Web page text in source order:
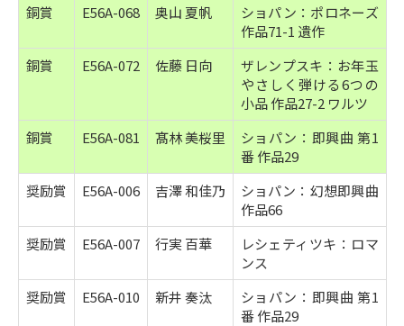
銅賞
E56A-068 奥山 夏帆
ショパン：ポロネーズ
作品71-1 遺作
銅賞
E56A-072 佐藤 日向
ザレンプスキ：お年玉
やさしく弾ける6つの
小品 作品27-2 ワルツ
銅賞
E56A-081 髙林 美桜里
ショパン：即興曲 第1
番 作品29
奨励賞
E56A-006 吉澤 和佳乃
ショパン：幻想即興曲
作品66
奨励賞
E56A-007 行実 百華
レシェティツキ：ロマ
ンス
奨励賞
E56A-010 新井 奏汰
ショパン：即興曲 第1
番 作品29